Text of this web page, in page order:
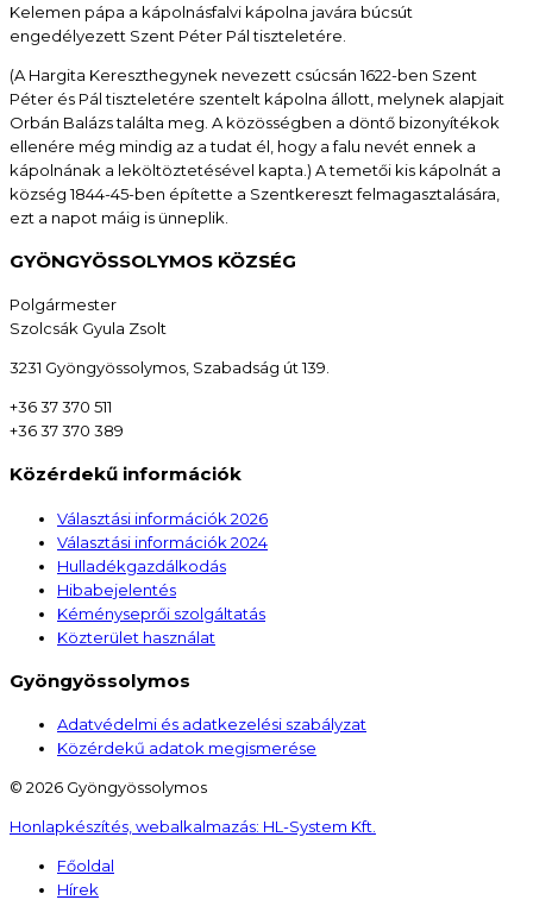
Kelemen pápa a kápolnásfalvi kápolna javára búcsút
engedélyezett Szent Péter Pál tiszteletére.
(A Hargita Kereszthegynek nevezett csúcsán 1622-ben Szent
Péter és Pál tiszteletére szentelt kápolna állott, melynek alapjait
Orbán Balázs találta meg. A közösségben a döntő bizonyítékok
ellenére még mindig az a tudat él, hogy a falu nevét ennek a
kápolnának a leköltöztetésével kapta.) A temetői kis kápolnát a
község 1844-45-ben építette a Szentkereszt felmagasztalására,
ezt a napot máig is ünneplik.
GYÖNGYÖSSOLYMOS KÖZSÉG
Polgármester
Szolcsák Gyula Zsolt
3231 Gyöngyössolymos, Szabadság út 139.
+36 37 370 511
+36 37 370 389
Közérdekű információk
Választási információk 2026
Választási információk 2024
Hulladékgazdálkodás
Hibabejelentés
Kéményseprői szolgáltatás
Közterület használat
Gyöngyössolymos
Adatvédelmi és adatkezelési szabályzat
Közérdekű adatok megismerése
© 2026 Gyöngyössolymos
Honlapkészítés, webalkalmazás: HL-System Kft.
Főoldal
Hírek